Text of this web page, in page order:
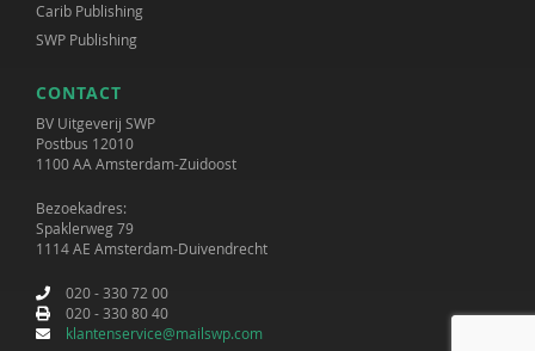
Carib Publishing
SWP Publishing
CONTACT
BV Uitgeverij SWP
Postbus 12010
1100 AA Amsterdam-Zuidoost
Bezoekadres:
Spaklerweg 79
1114 AE Amsterdam-Duivendrecht
020 - 330 72 00
020 - 330 80 40
klantenservice@mailswp.com